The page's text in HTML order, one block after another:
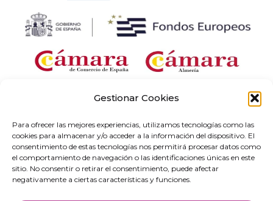
Gestionar Cookies
Para ofrecer las mejores experiencias, utilizamos tecnologías como las
cookies para almacenar y/o acceder a la información del dispositivo. El
consentimiento de estas tecnologías nos permitirá procesar datos como
el comportamiento de navegación o las identificaciones únicas en este
sitio. No consentir o retirar el consentimiento, puede afectar
negativamente a ciertas características y funciones.
soluciones digitales con aplicación sectorial en el marco del proyecto «Redes de
Emprendimiento Digital» en Andalucía, correspondiente al Programa Redes
Territoriales de Especialización Tecnológica (RETECH). Gasto cofinanciado por el
Plan de Recuperación, Transformación y Resiliencia, financiado por la Unión
Europea-Next Generation EU (C1311).